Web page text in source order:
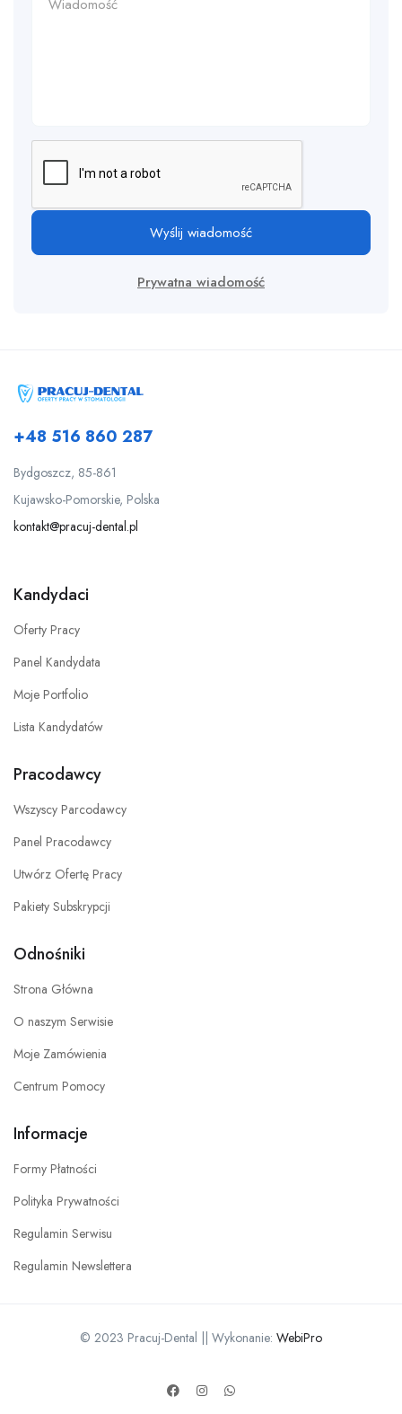
Wyślij wiadomość
Prywatna wiadomość
+48 516 860 287
Bydgoszcz, 85-861
Kujawsko-Pomorskie, Polska
kontakt@pracuj-dental.pl
Kandydaci
Oferty Pracy
Panel Kandydata
Moje Portfolio
Lista Kandydatów
Pracodawcy
Wszyscy Parcodawcy
Panel Pracodawcy
Utwórz Ofertę Pracy
Pakiety Subskrypcji
Odnośniki
Strona Główna
O naszym Serwisie
Moje Zamówienia
Centrum Pomocy
Informacje
Formy Płatności
Polityka Prywatności
Regulamin Serwisu
Regulamin Newslettera
© 2023 Pracuj-Dental || Wykonanie: WebiPro